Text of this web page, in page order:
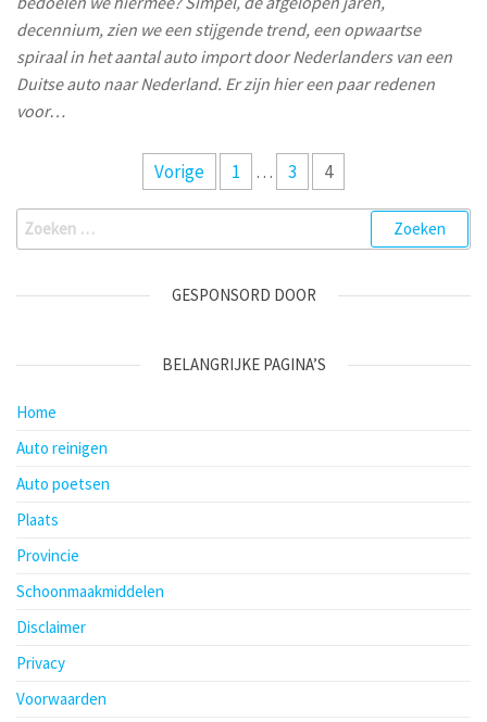
decennium, zien we een stijgende trend, een opwaartse
spiraal in het aantal auto import door Nederlanders van een
Duitse auto naar Nederland. Er zijn hier een paar redenen
voor…
paginering
Vorige 1 … 3 4
Zoeken
naar:
GESPONSORD DOOR
BELANGRIJKE PAGINA’S
Home
Auto reinigen
Auto poetsen
Plaats
Provincie
Schoonmaakmiddelen
Disclaimer
Privacy
Voorwaarden